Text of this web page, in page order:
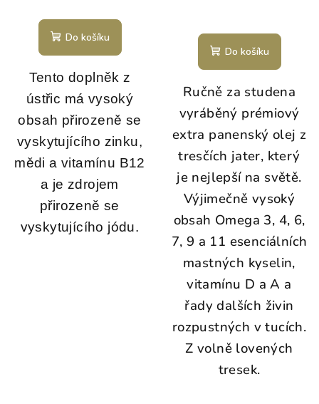
Do košíku
Tento doplněk z
ústřic má vysoký
obsah přirozeně se
vyskytujícího zinku,
mědi a vitamínu B12
a je zdrojem
přirozeně se
vyskytujícího jódu.
hodnocení
produktu
z
hvězdiček.
Do košíku
Ručně za studena
vyráběný prémiový
extra panenský olej z
tresčích jater, který
je nejlepší na světě.
Výjimečně vysoký
obsah Omega 3, 4, 6,
7, 9 a 11 esenciálních
mastných kyselin,
vitamínu D a A a
řady dalších živin
rozpustných v tucích.
Z volně lovených
tresek.